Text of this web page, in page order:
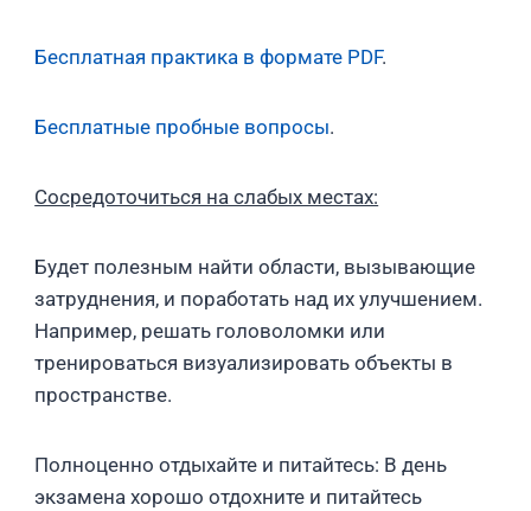
Бесплатная практика в формате PDF.
Бесплатные пробные вопросы.
Сосредоточиться на слабых местах:
Будет полезным найти области, вызывающие
затруднения, и поработать над их улучшением.
Например, решать головоломки или
тренироваться визуализировать объекты в
пространстве.
Полноценно отдыхайте и питайтесь: В день
экзамена хорошо отдохните и питайтесь